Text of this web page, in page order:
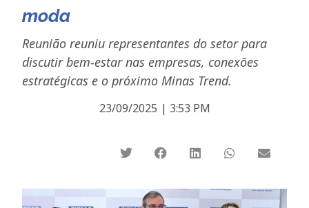
moda
Reunião reuniu representantes do setor para
discutir bem-estar nas empresas, conexões
estratégicas e o próximo Minas Trend.
23/09/2025 | 3:53 PM